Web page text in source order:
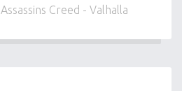
Assassins Creed - Valhalla